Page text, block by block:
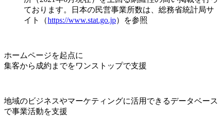
ております。日本の民営事業所数は、総務省統計局サ
イト（https://www.stat.go.jp）を参照
ホームページを起点に
集客から成約までをワンストップで支援
地域のビジネスやマーケティングに活用できるデータベース
で事業活動を支援